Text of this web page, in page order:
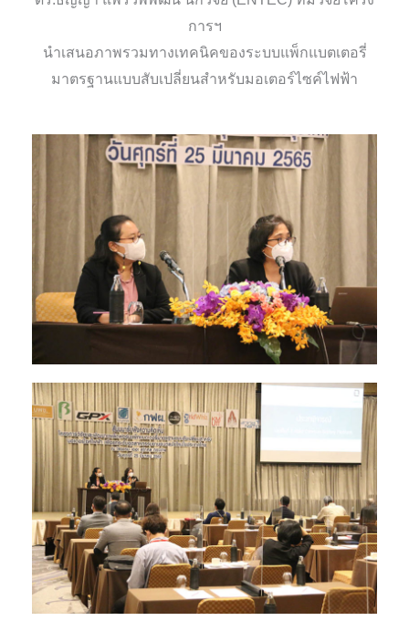
การฯ
นำเสนอภาพรวมทางเทคนิคของระบบแพ็กแบตเตอรี่
มาตรฐานแบบสับเปลี่ยนสำหรับมอเตอร์ไซค์ไฟฟ้า